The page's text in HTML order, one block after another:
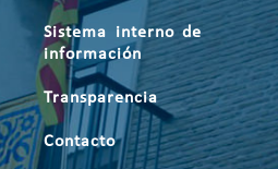
Sistema interno de
información
Transparencia
Contacto